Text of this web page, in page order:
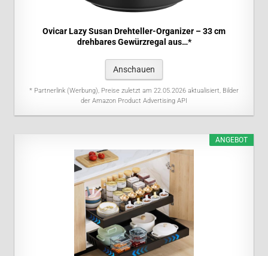
Ovicar Lazy Susan Drehteller-Organizer – 33 cm
drehbares Gewürzregal aus…*
Anschauen
* Partnerlink (Werbung), Preise zuletzt am 22.05.2026 aktualisiert, Bilder
der Amazon Product Advertising API
ANGEBOT